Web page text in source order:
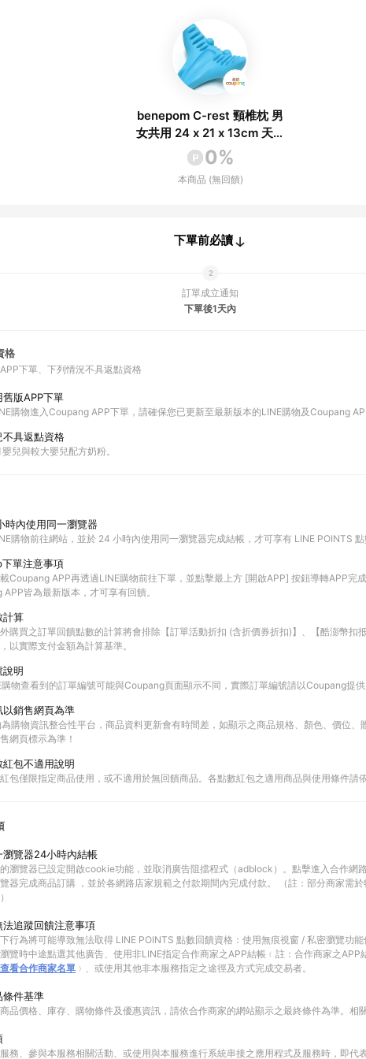
benepom C-rest 頸椎枕 男
女共用 24 x 21 x 13cm 天空
藍色 1個
0%
本商品 (無回饋)
下單前必讀
訂單成立通知
下單後1天內
格
下單 下列情況不具返點資格
舊版APP下單
購物進入Coupang APP下單，請確保您已更新至最新版本的LINE購物及Coupang
不具返點資格
兒與較大嬰兒配方奶粉。
時內使用同一瀏覽器
購物前往網站，並於 24 小時內使用同一瀏覽器完成結帳，才可享有 LINE POINTS 點
單注意事項
Coupang APP再透過LINE購物前往下單，並點擊最上方 [開啟APP] 按鈕導轉APP完成
皆為最新版本，才可享有回饋。
計算
購買之訂單回饋點數的計算將會排除【訂單活動折扣 (含折價券折扣)】、【酷澎幣扣
以實際支付金額為計算基準。
說明
物查看到的訂單編號可能與Coupang頁面顯示不同，實際訂單編號請以Coupang提供
以銷售網頁為準
為購物資訊整合性平台，商品資料更新會有時間差，如顯示之商品規格、顏色、價位
網頁標示為準！
紅包不適用說明
包僅限指定商品使用，或不適用於無回饋商品。各點數紅包之適用商品與使用條件請
瀏覽器24小時內結帳
瀏覽器已設定開啟cookie功能，並取消廣告阻擋程式（adblock）。點擊進入合作網
器完成商品訂購 ，並於各網路店家規範之付款期間內完成付款。 （註：部分商家需於
法追蹤回饋注意事項
行為將可能導致無法取得 LINE POINTS 點數回饋資格：使用無痕視窗 / 私密瀏覽功
覽時中途點選其他廣告、使用非LINE指定合作商家之APP結帳﹙註：合作商家之APP
看合作商家名單 ﹚、或使用其他非本服務指定之途徑及方式完成交易者。
條件基準
品價格、庫存、購物條件及優惠資訊，請依合作商家的網站顯示之最終條件為準。相
務、參與本服務相關活動、或使用與本服務進行系統串接之應用程式及服務時，即代